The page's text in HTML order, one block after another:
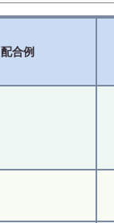
配合例